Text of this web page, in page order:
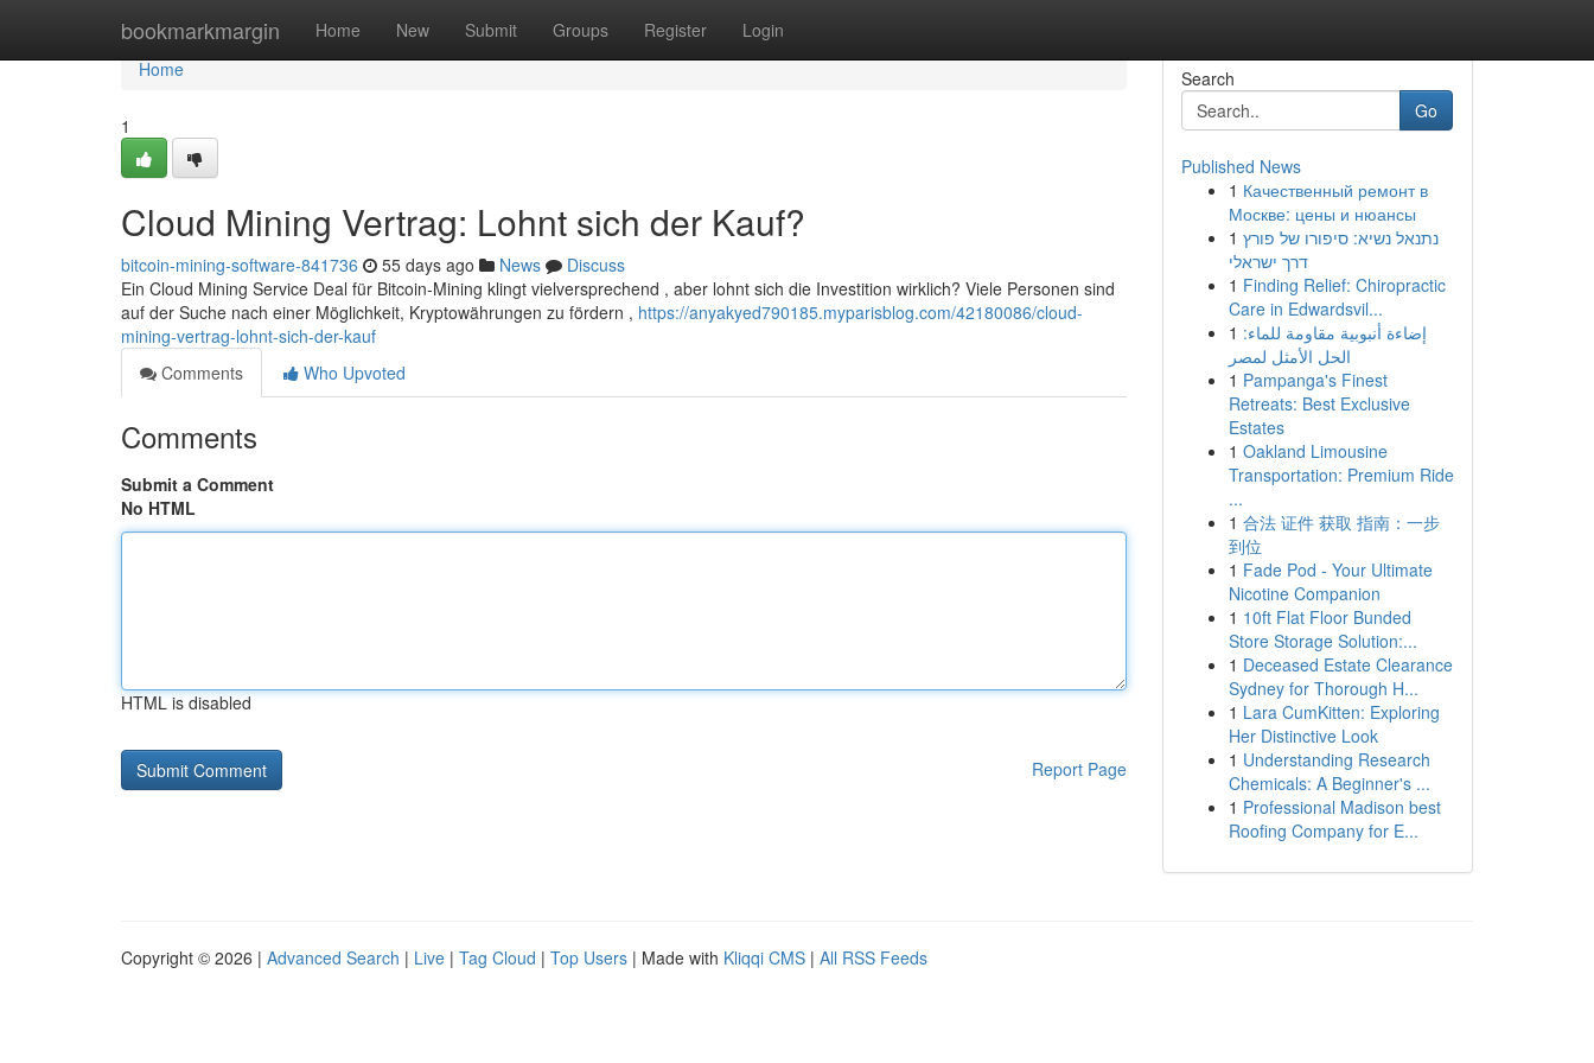
bookmarkmargin Home New Submit Groups Register Login
Home
Home
1
Cloud Mining Vertrag: Lohnt sich der Kauf?
bitcoin-mining-software-841736 55 days ago News
Discuss
Ein Cloud Mining Service Deal für Bitcoin-Mining klingt vielversprechend , aber lohnt sich die Investition wirklich? Viele Personen sind
auf der Suche nach einer Möglichkeit, Kryptowährungen zu fördern , https://anyakyed790185.myparisblog.com/42180086/cloud-
mining-vertrag-lohnt-sich-der-kauf
Comments
Who Upvoted
Comments
Submit a Comment
No HTML
HTML is disabled
Report Page
Search
Go
Published News
1 Качественный ремонт в
Москве: цены и нюансы
1 נתנאל נשיא: סיפורו של פורץ
דרך ישראלי
1 Finding Relief: Chiropractic
Care in Edwardsvil...
1 إضاءة أنبوبية مقاومة للماء:
الحل الأمثل لمصر
1 Pampanga's Finest
Retreats: Best Exclusive
Estates
1 Oakland Limousine
Transportation: Premium Ride
...
1 合法 证件 获取 指南：一步
到位
1 Fade Pod - Your Ultimate
Nicotine Companion
1 10ft Flat Floor Bunded
Store Storage Solution:...
1 Deceased Estate Clearance
Sydney for Thorough H...
1 Lara CumKitten: Exploring
Her Distinctive Look
1 Understanding Research
Chemicals: A Beginner's ...
1 Professional Madison best
Roofing Company for E...
Copyright © 2026 | Advanced Search | Live | Tag Cloud | Top Users | Made with Kliqqi CMS | All RSS Feeds